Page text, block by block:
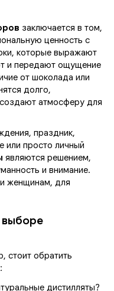
заключается в том,
ценность с
которые выражают
и передают ощущение
от шоколада или
долго,
атмосферу для
праздник,
или просто личный
являются решением,
и внимание.
женщинам, для
выборе
стоит обратить
дистилляты?